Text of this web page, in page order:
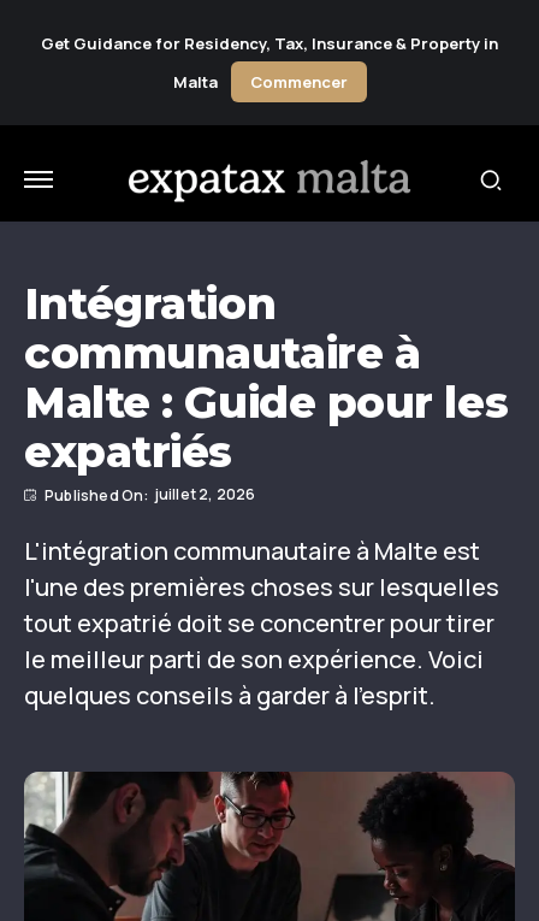
Get Guidance for Residency, Tax, Insurance & Property in
Malta
Commencer
Intégration
communautaire à
Malte : Guide pour les
expatriés
juillet 2, 2026
L'intégration communautaire à Malte est
l'une des premières choses sur lesquelles
tout expatrié doit se concentrer pour tirer
le meilleur parti de son expérience. Voici
quelques conseils à garder à l'esprit.